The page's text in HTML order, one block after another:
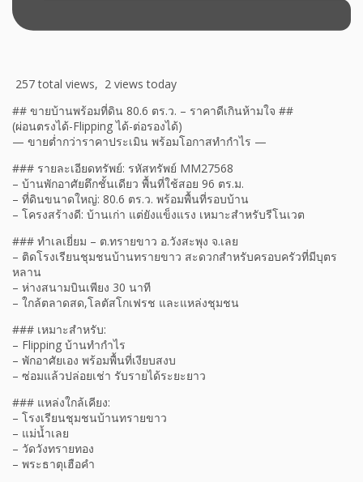
257 total views, 2 views today
## ขายบ้านพร้อมที่ดิน 80.6 ตร.ว. – ราคาดีเกินห้ามใจ ##
(ผ่อนตรงได้-Flipping ได้-ต่อรองได้)
— ขายต่ำกว่าราคาประเมิน พร้อมโอกาสทำกำไร —
### รายละเอียดทรัพย์: รหัสทรัพย์ MM27568
– บ้านพักอาศัยตึกชั้นเดียว พื้นที่ใช้สอย 96 ตร.ม.
– ที่ดินขนาดใหญ่: 80.6 ตร.ว. พร้อมพื้นที่รอบบ้าน
– โครงสร้างดี: บ้านเก่า แต่ยังแข็งแรง เหมาะสำหรับรีโนเวต
### ทำเลเยี่ยม – ต.ทรายขาว อ.วังสะพุง จ.เลย
– ติดโรงเรียนชุมชนบ้านทรายขาว สะดวกสำหรับครอบครัวที่มีบุตร
หลาน
– ห่างสนามบินเพียง 30 นาที
– ใกล้ตลาดสด,โลตัสโกเฟรช และแหล่งชุมชน
### เหมาะสำหรับ:
– Flipping บ้านทำกำไร
– พักอาศัยเอง พร้อมพื้นที่เงียบสงบ
– ซ่อมแล้วปล่อยเช่า รับรายได้ระยะยาว
### แหล่งใกล้เคียง:
– โรงเรียนชุมชนบ้านทรายขาว
– แม่น้ำเลย
– วัดวังทรายทอง
– พระธาตุเฮือคำ